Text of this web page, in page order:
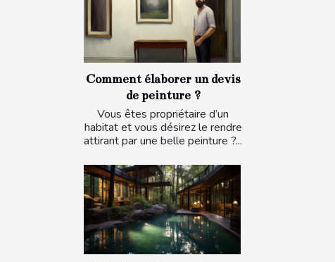
Comment élaborer un devis
de peinture ?
Vous êtes propriétaire d’un
habitat et vous désirez le rendre
attirant par une belle peinture ?...